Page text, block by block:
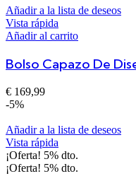
Añadir a la lista de deseos
Vista rápida
Añadir al carrito
€ 169,99
-5%
Añadir a la lista de deseos
Vista rápida
¡Oferta! 5% dto.
¡Oferta! 5% dto.